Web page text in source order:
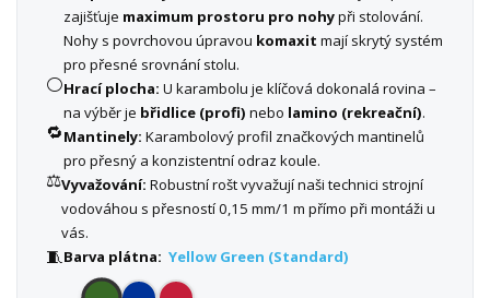
zajišťuje maximum prostoru pro nohypři stolování.
Nohy s povrchovou úpravou komaxit mají skrytý systém
pro přesné srovnání stolu.
⚪Hrací plocha: U karambolu je klíčová dokonalá rovina –
na výběr je břidlice (profi) nebo lamino (rekreační).
🔁Mantinely: Karambolový profil značkových mantinelů
pro přesný a konzistentní odraz koule.
⚖️Vyvažování: Robustní rošt vyvažují naši technici strojní
vodováhou s přesností 0,15 mm/1 m přímo při montáži u
vás.
🧵Barva plátna: Yellow Green (Standard)